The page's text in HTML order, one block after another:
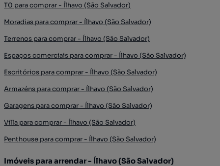
T0 para comprar - Ílhavo (São Salvador)
Moradias para comprar - Ílhavo (São Salvador)
Terrenos para comprar - Ílhavo (São Salvador)
Espaços comerciais para comprar - Ílhavo (São Salvador)
Escritórios para comprar - Ílhavo (São Salvador)
Armazéns para comprar - Ílhavo (São Salvador)
Garagens para comprar - Ílhavo (São Salvador)
Villa para comprar - Ílhavo (São Salvador)
Penthouse para comprar - Ílhavo (São Salvador)
Imóveis para arrendar - Ílhavo (São Salvador)